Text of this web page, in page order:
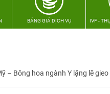
BẢNG GIÁ DỊCH VỤ IVF -
– Bông hoa ngành Y lặng lẽ